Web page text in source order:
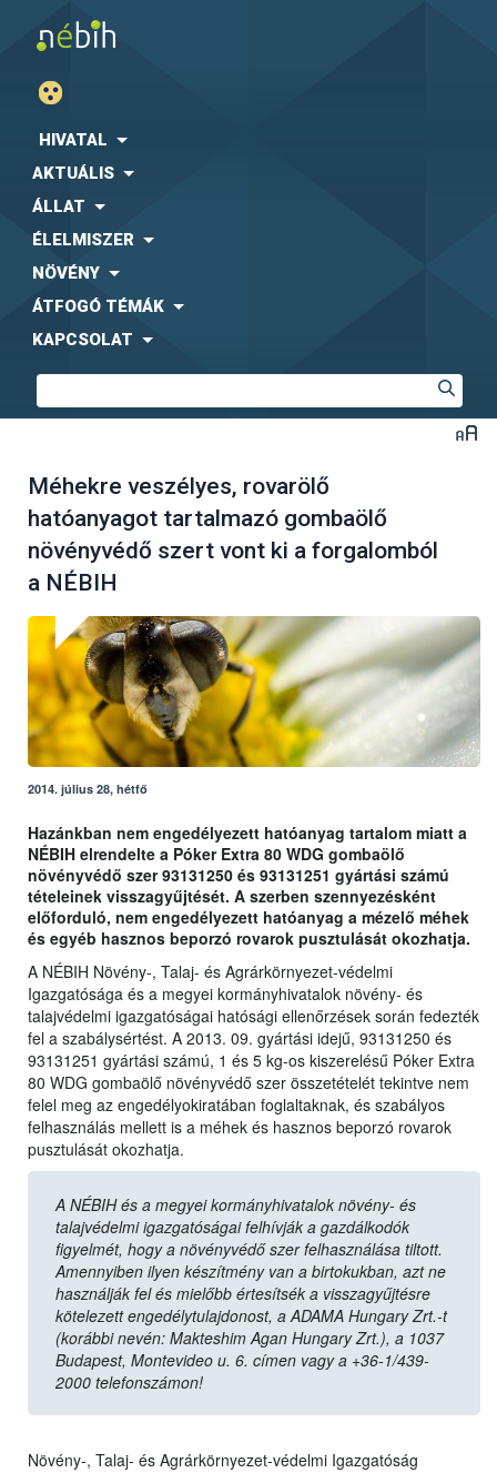
HIVATAL
AKTUÁLIS
ÁLLAT
ÉLELMISZER
NÖVÉNY
ÁTFOGÓ TÉMÁK
KAPCSOLAT
Méhekre veszélyes, rovarölő
hatóanyagot tartalmazó gombaölő
növényvédő szert vont ki a forgalomból
a NÉBIH
2014. július 28, hétfő
Hazánkban nem engedélyezett hatóanyag tartalom miatt a
NÉBIH elrendelte a Póker Extra 80 WDG gombaölő
növényvédő szer 93131250 és 93131251 gyártási számú
tételeinek visszagyűjtését. A szerben szennyezésként
előforduló, nem engedélyezett hatóanyag a mézelő méhek
és egyéb hasznos beporzó rovarok pusztulását okozhatja.
A NÉBIH Növény-, Talaj- és Agrárkörnyezet-védelmi
Igazgatósága és a megyei kormányhivatalok növény- és
talajvédelmi igazgatóságai hatósági ellenőrzések során fedezték
fel a szabálysértést. A 2013. 09. gyártási idejű, 93131250 és
93131251 gyártási számú, 1 és 5 kg-os kiszerelésű Póker Extra
80 WDG gombaölő növényvédő szer összetételét tekintve nem
felel meg az engedélyokiratában foglaltaknak, és szabályos
felhasználás mellett is a méhek és hasznos beporzó rovarok
pusztulását okozhatja.
A NÉBIH és a megyei kormányhivatalok növény- és
talajvédelmi igazgatóságai felhívják a gazdálkodók
figyelmét, hogy a növényvédő szer felhasználása tiltott.
Amennyiben ilyen készítmény van a birtokukban, azt ne
használják fel és mielőbb értesítsék a visszagyűjtésre
kötelezett engedélytulajdonost, a ADAMA Hungary Zrt.-t
(korábbi nevén: Makteshim Agan Hungary Zrt.), a 1037
Budapest, Montevideo u. 6. címen vagy a +36-1/439-
2000 telefonszámon!
Növény-, Talaj- és Agrárkörnyezet-védelmi Igazgatóság